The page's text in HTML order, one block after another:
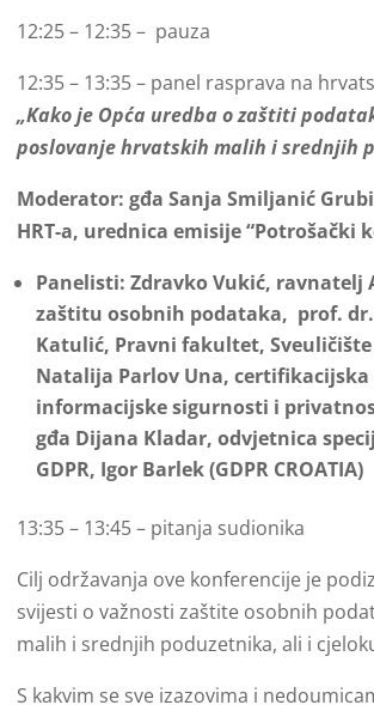
12:25 – 12:35 – pauza
12:35 – 13:35 – panel rasprava na
„Kako je Opća uredba o zaštiti
poslovanje hrvatskih malih i srednjih
Moderator: gđa Sanja Smiljanić
HRT-a, urednica emisije “Potrošački
Panelisti: Zdravko Vukić, ravnatelj
zaštitu osobnih podataka, prof.
Katulić, Pravni fakultet, Sveuličište
Natalija Parlov Una,
informacijske sigurnosti i
gđa Dijana Kladar, odvjetnica
GDPR, Igor Barlek (GDPR CROATIA)
13:35 – 13:45 – pitanja sudionika
Cilj održavanja ove konferencije je
svijesti o važnosti zaštite osobnih
malih i srednjih poduzetnika, ali i
S kakvim se sve izazovima i